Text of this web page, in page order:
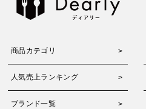
商品カテゴリ
人気売上ランキング
ブランド一覧